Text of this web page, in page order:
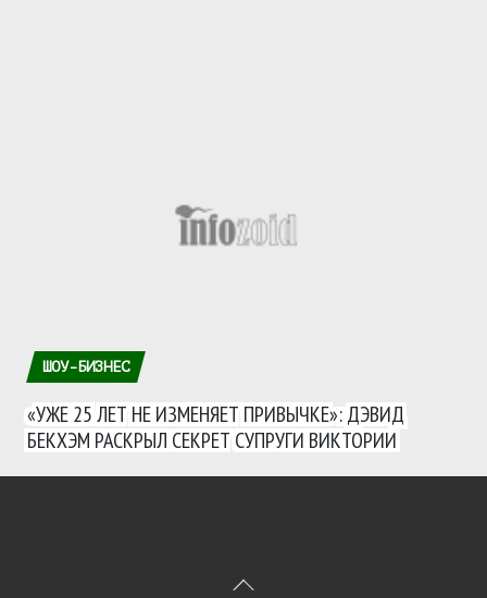
ШОУ-БИЗНЕС
«УЖЕ 25 ЛЕТ НЕ ИЗМЕНЯЕТ ПРИВЫЧКЕ»: ДЭВИД
БЕКХЭМ РАСКРЫЛ СЕКРЕТ СУПРУГИ ВИКТОРИИ